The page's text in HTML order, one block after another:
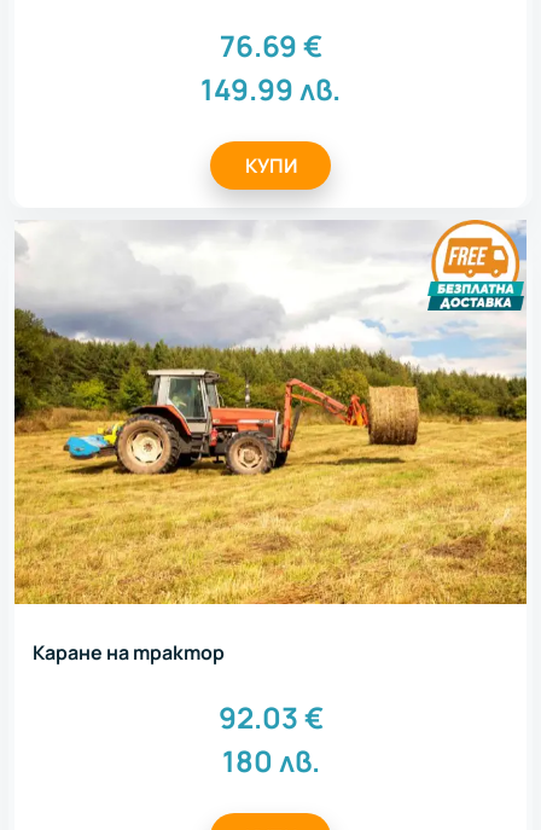
Идеен подарък за
Подарък за тийнейджър
1
Подарък за колега
2
Подарък за абитуриент
2
Подарък за любимия
2
Подарък за приятел
2
Всички
Нестандартен
подарък
76.69€
149.99лв.
КУПИ
Каране на трактор
92.03€
180лв.